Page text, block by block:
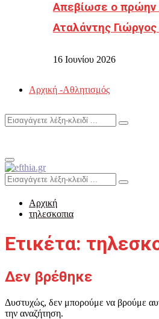
Απεβίωσε ο πρώην
Αταλάντης
16 Ιουνίου 2026
Αρχική -Αθλητισμός
Search
Search
Primary
Menu
Search
for:
Search
Αρχική
τηλεσκοπια
Ετικέτα:
Δεν βρέθηκε
Δυστυχώς, δεν μπορούμε να βρούμε
την αναζήτηση.